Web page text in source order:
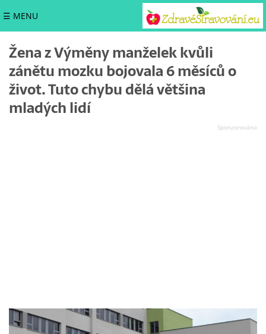
☰ MENU
Žena z Výměny manželek kvůli
zánětu mozku bojovala 6 měsíců o
život. Tuto chybu dělá většina
mladých lidí